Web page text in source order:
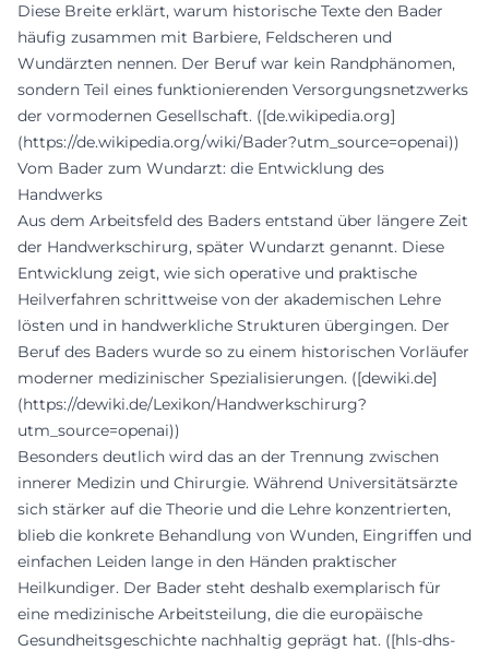
Diese Breite erklärt, warum historische Texte den Bader
häufig zusammen mit Barbiere, Feldscheren und
Wundärzten nennen. Der Beruf war kein Randphänomen,
sondern Teil eines funktionierenden Versorgungsnetzwerks
der vormodernen Gesellschaft. ([de.wikipedia.org]
(https://de.wikipedia.org/wiki/Bader?utm_source=openai))
Vom Bader zum Wundarzt: die Entwicklung des
Handwerks
Aus dem Arbeitsfeld des Baders entstand über längere Zeit
der Handwerkschirurg, später Wundarzt genannt. Diese
Entwicklung zeigt, wie sich operative und praktische
Heilverfahren schrittweise von der akademischen Lehre
lösten und in handwerkliche Strukturen übergingen. Der
Beruf des Baders wurde so zu einem historischen Vorläufer
moderner medizinischer Spezialisierungen. ([dewiki.de]
(https://dewiki.de/Lexikon/Handwerkschirurg?
utm_source=openai))
Besonders deutlich wird das an der Trennung zwischen
innerer Medizin und Chirurgie. Während Universitätsärzte
sich stärker auf die Theorie und die Lehre konzentrierten,
blieb die konkrete Behandlung von Wunden, Eingriffen und
einfachen Leiden lange in den Händen praktischer
Heilkundiger. Der Bader steht deshalb exemplarisch für
eine medizinische Arbeitsteilung, die die europäische
Gesundheitsgeschichte nachhaltig geprägt hat. ([hls-dhs-